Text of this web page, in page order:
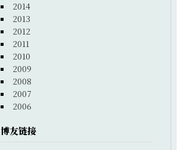
2014
2013
2012
2011
2010
2009
2008
2007
2006
博友链接